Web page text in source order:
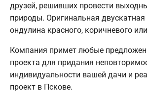
друзей, решивших провести
природы. Оригинальная
ондулина красного, коричневого
Компания примет любые
проекта для придания
индивидуальности вашей дачи и
проект в Пскове.